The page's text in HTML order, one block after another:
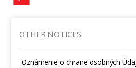
OTHER NOTICES:
Oznámenie o chrane osobných